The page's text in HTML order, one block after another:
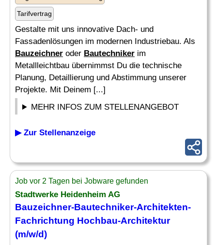
Tarifvertrag
Gestalte mit uns innovative Dach- und
Fassadenlösungen im modernen Industriebau. Als
Bauzeichner oder Bautechniker im
Metallleichtbau übernimmst Du die technische
Planung, Detaillierung und Abstimmung unserer
Projekte. Mit Deinem [...]
MEHR INFOS ZUM STELLENANGEBOT
▶ Zur Stellenanzeige
Job vor 2 Tagen bei Jobware gefunden
Stadtwerke Heidenheim AG
Bauzeichner-Bautechniker-Architekten-
Fachrichtung Hochbau-Architektur
(m/w/d)